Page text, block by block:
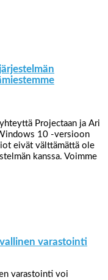
Projectaan ja Ari
10 -versioon
eivät välttämättä ole
kanssa. Voimme
varastointi
varastointi voi